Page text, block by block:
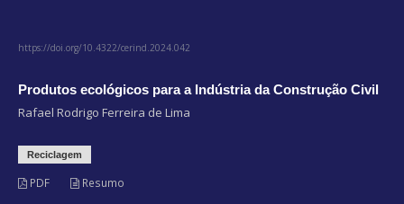
https://doi.org/10.4322/cerind.2024.042
Produtos ecológicos para a Indústria da Construção Civil
Rafael Rodrigo Ferreira de Lima
Reciclagem
PDF Resumo